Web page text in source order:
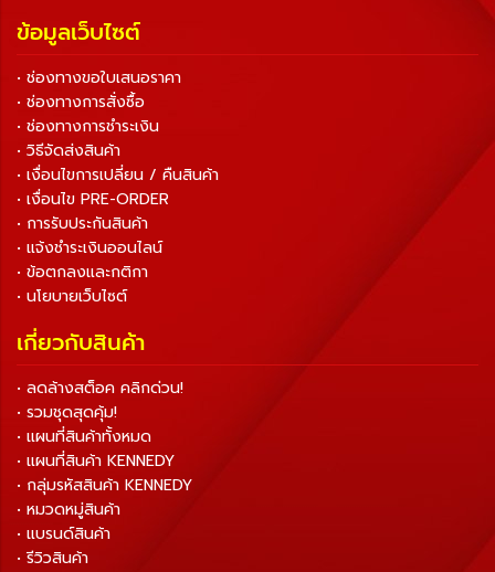
ข้อมูลเว็บไซต์
• ช่องทางขอใบเสนอราคา
• ช่องทางการสั่งซื้อ
• ช่องทางการชำระเงิน
• วิธีจัดส่งสินค้า
• เงื่อนไขการเปลี่ยน / คืนสินค้า
• เงื่อนไข PRE-ORDER
• การรับประกันสินค้า
• แจ้งชำระเงินออนไลน์
• ข้อตกลงและกติกา
• นโยบายเว็บไซต์
เกี่ยวกับสินค้า
• ลดล้างสต็อค คลิกด่วน!
• รวมชุดสุดคุ้ม!
• แผนที่สินค้าทั้งหมด
• แผนที่สินค้า KENNEDY
• กลุ่มรหัสสินค้า KENNEDY
• หมวดหมู่สินค้า
• แบรนด์สินค้า
• รีวิวสินค้า